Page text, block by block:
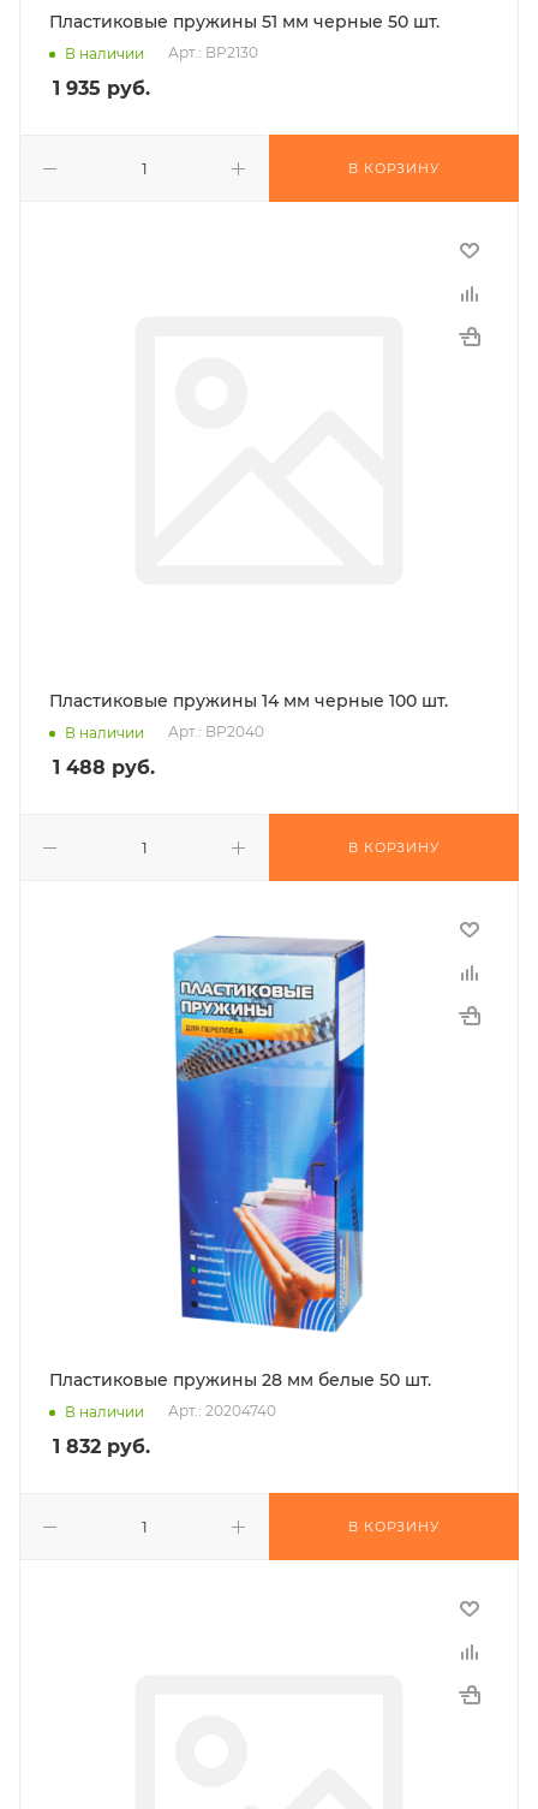
Пластиковые пружины 51 мм черные 50 шт.
В наличии Арт.: BP2130
1 935 руб.
В КОРЗИНУ
Пластиковые пружины 14 мм черные 100 шт.
В наличии Арт.: BP2040
1 488 руб.
В КОРЗИНУ
Пластиковые пружины 28 мм белые 50 шт.
В наличии Арт.: 20204740
1 832 руб.
В КОРЗИНУ